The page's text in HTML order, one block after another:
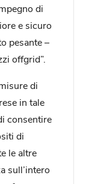
di
e sicuro
pesante –
offgrid”.
di
in tale
consentire
di
le altre
sull’intero